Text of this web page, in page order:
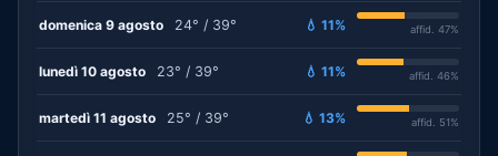
domenica 9 agosto 24° / 39° 💧 11% affid. 47%
lunedì 10 agosto 23° / 39° 💧 11% affid. 46%
martedì 11 agosto 25° / 39° 💧 13% affid. 51%